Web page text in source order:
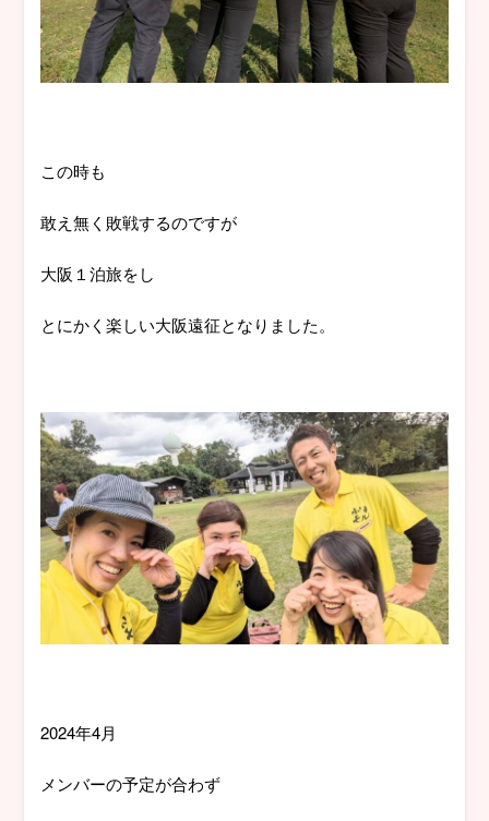
この時も
敢え無く敗戦するのですが
大阪１泊旅をし
とにかく楽しい大阪遠征となりました。
2024年4月
メンバーの予定が合わず